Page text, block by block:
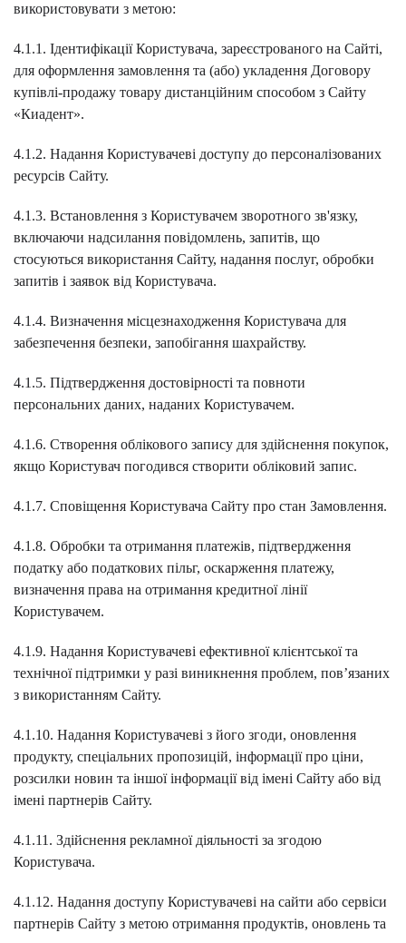
використовувати з метою:
4.1.1. Ідентифікації Користувача, зареєстрованого на Сайті,
для оформлення замовлення та (або) укладення Договору
купівлі-продажу товару дистанційним способом з Сайту
«Киадент».
4.1.2. Надання Користувачеві доступу до персоналізованих
ресурсів Сайту.
4.1.3. Встановлення з Користувачем зворотного зв'язку,
включаючи надсилання повідомлень, запитів, що
стосуються використання Сайту, надання послуг, обробки
запитів і заявок від Користувача.
4.1.4. Визначення місцезнаходження Користувача для
забезпечення безпеки, запобігання шахрайству.
4.1.5. Підтвердження достовірності та повноти
персональних даних, наданих Користувачем.
4.1.6. Створення облікового запису для здійснення покупок,
якщо Користувач погодився створити обліковий запис.
4.1.7. Сповіщення Користувача Сайту про стан Замовлення.
4.1.8. Обробки та отримання платежів, підтвердження
податку або податкових пільг, оскарження платежу,
визначення права на отримання кредитної лінії
Користувачем.
4.1.9. Надання Користувачеві ефективної клієнтської та
технічної підтримки у разі виникнення проблем, пов’язаних
з використанням Сайту.
4.1.10. Надання Користувачеві з його згоди, оновлення
продукту, спеціальних пропозицій, інформації про ціни,
розсилки новин та іншої інформації від імені Сайту або від
імені партнерів Сайту.
4.1.11. Здійснення рекламної діяльності за згодою
Користувача.
4.1.12. Надання доступу Користувачеві на сайти або сервіси
партнерів Сайту з метою отримання продуктів, оновлень та